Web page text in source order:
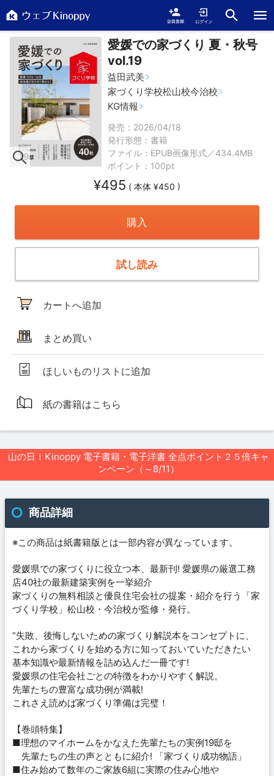
愛媛での家づくり 夏・秋号
vol.19
益田武美
家づくり学校松山校今治校
KG情報
発売：2026/04/18
発行形態： 書籍
ファイル：EPUB画像形式／434.4MB
ポイント：100pt
¥495 ( 本体 ¥450 )
購入
試し読み
カートへ追加
まとめ買い
ほしいものリストに追加
紙の書籍はこちら
山の日！Kinoppy 電子書籍・電子洋書 全点ポイント２５倍キャ
ンペーン（～8/11）
商品詳細
※この商品は紙書籍版とは一部内容が異なっています。
愛媛県での家づくりに役立つ本、最新刊! 愛媛県の厳選工務
店40社の最新建築実例を一挙紹介
家づくりの無料相談と優良住宅会社の提案・紹介を行う「家
づくり学校」松山校・今治校が監修・発行。
“失敗、後悔しないための家づくり解説本をコンセプトに、
これから家づくりを始める方に知っておいていただきたい
基本知識や最新情報を詰め込んだ一冊です!
愛媛県の住宅会社ごとの特徴をわかりやすく解説。
先輩たちの豊富な成功例が満載!
これさえ読めば家づくり準備は完璧！
【巻頭特集】
■理想のマイホームをかなえた先輩たちの実例19邸を
先輩たちの生の声とともに紹介! 「家づくり成功物語」
■住み始めて数年のご家族6組に実際の住み心地や